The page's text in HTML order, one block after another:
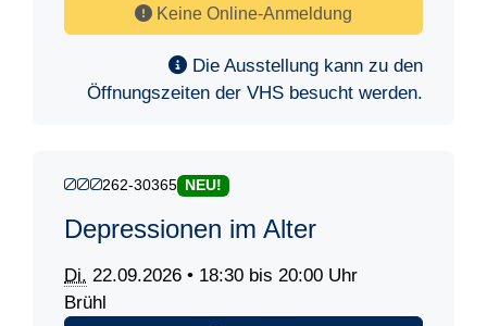
Keine Online-Anmeldung
Die Ausstellung kann zu den
Öffnungszeiten der VHS besucht werden.
262-30365 NEU!
Depressionen im Alter
Di. 22.09.2026 • 18:30 bis 20:00 Uhr
Brühl